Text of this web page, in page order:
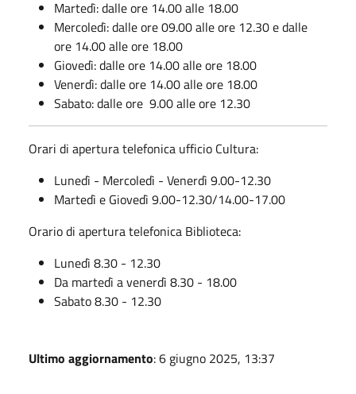
Martedì: dalle ore 14.00 alle 18.00
Mercoledì: dalle ore 09.00 alle ore 12.30 e dalle
ore 14.00 alle ore 18.00
Giovedì: dalle ore 14.00 alle ore 18.00
Venerdì: dalle ore 14.00 alle ore 18.00
Sabato: dalle ore 9.00 alle ore 12.30
Orari di apertura telefonica ufficio Cultura:
Lunedì - Mercoledì - Venerdì 9.00-12.30
Martedì e Giovedì 9.00-12.30/14.00-17.00
Orario di apertura telefonica Biblioteca:
Lunedì 8.30 - 12.30
Da martedì a venerdì 8.30 - 18.00
Sabato 8.30 - 12.30
Ultimo aggiornamento: 6 giugno 2025, 13:37